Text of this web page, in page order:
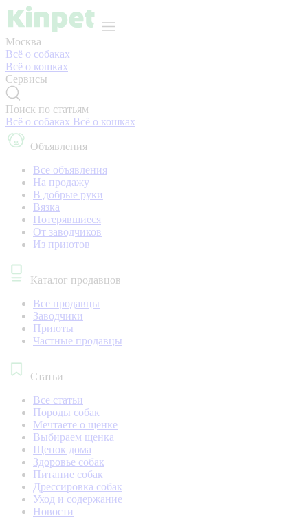
Москва
Всё о собаках
Всё о кошках
Сервисы
Поиск по статьям
Всё о собаках Всё о кошках
Объявления
Все объявления
На продажу
В добрые руки
Вязка
Потерявшиеся
От заводчиков
Из приютов
Каталог продавцов
Все продавцы
Заводчики
Приюты
Частные продавцы
Статьи
Все статьи
Породы собак
Мечтаете о щенке
Выбираем щенка
Щенок дома
Здоровье собак
Питание собак
Дрессировка собак
Уход и содержание
Новости